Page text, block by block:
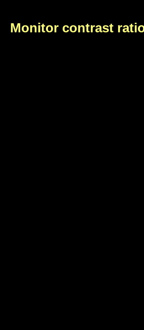
Monitor contrast